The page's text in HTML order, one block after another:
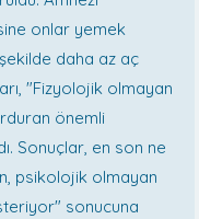
onlar yemek
daha az aç
"Fizyolojik olmayan
önemli
Sonuçlar, en son ne
psikolojik olmayan
sonucuna